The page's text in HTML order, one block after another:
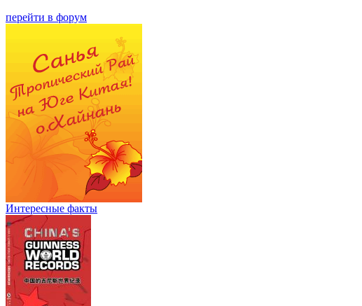
перейти в форум
Интересные факты